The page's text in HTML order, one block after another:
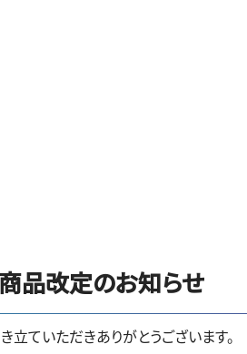
品改定のお知らせ
立ていただきありがとうございます。